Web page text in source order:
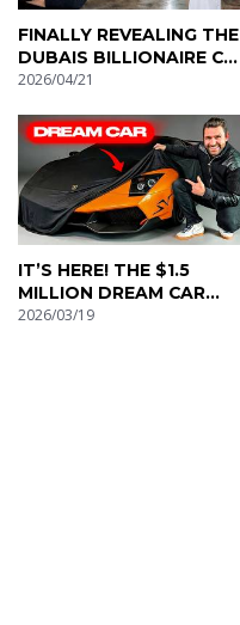
FINALLY REVEALING THE
DUBAIS BILLIONAIRE CAR
CLUB!
2026/04/21
IT’S HERE! THE $1.5
MILLION DREAM CAR
REVEAL!
2026/03/19